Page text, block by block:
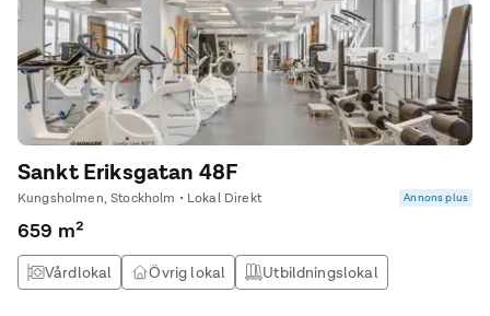
Sankt Eriksgatan 48F
Kungsholmen, Stockholm • Lokal Direkt Annons plus
659 m²
Vårdlokal Övrig lokal Utbildningslokal